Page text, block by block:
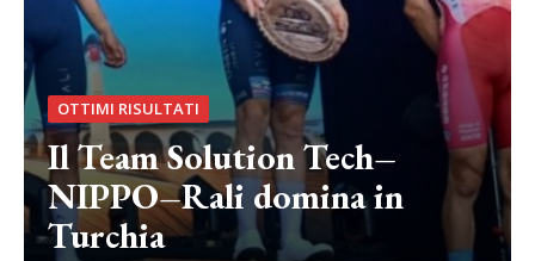
OTTIMI RISULTATI
Il Team Solution Tech–
NIPPO–Rali domina in
Turchia